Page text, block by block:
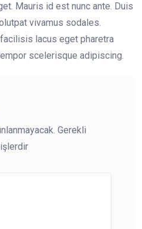
Mauris id est nunc ante. Duis
vivamus sodales.
lacus eget pharetra
scelerisque adipiscing.
Gerekli